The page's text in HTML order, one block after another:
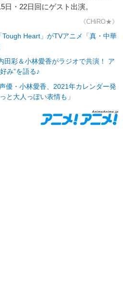
・22日回にゲスト出演。
《CHiRO★》
Heart」がTVアニメ「真・中華
田彩＆小林愛香がラジオで共演！ ア
み”を語る♪
優・小林愛香、2021年カレンダー発
と大人っぽい表情も」